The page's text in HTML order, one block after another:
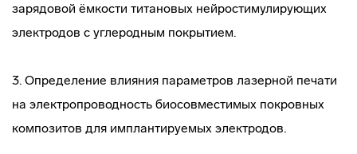
зарядовой ёмкости титановых нейростимулирующих
электродов с углеродным покрытием.
3. Определение влияния параметров лазерной печати
на электропроводность биосовместимых покровных
композитов для имплантируемых электродов.